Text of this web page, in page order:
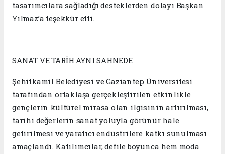
tasarımcılara sağladığı desteklerden dolayı Başkan
Yılmaz’a teşekkür etti.
SANAT VE TARİH AYNI SAHNEDE
Şehitkamil Belediyesi ve Gaziantep Üniversitesi
tarafından ortaklaşa gerçekleştirilen etkinlikle
gençlerin kültürel mirasa olan ilgisinin artırılması,
tarihi değerlerin sanat yoluyla görünür hale
getirilmesi ve yaratıcı endüstrilere katkı sunulması
amaçlandı. Katılımcılar, defile boyunca hem moda